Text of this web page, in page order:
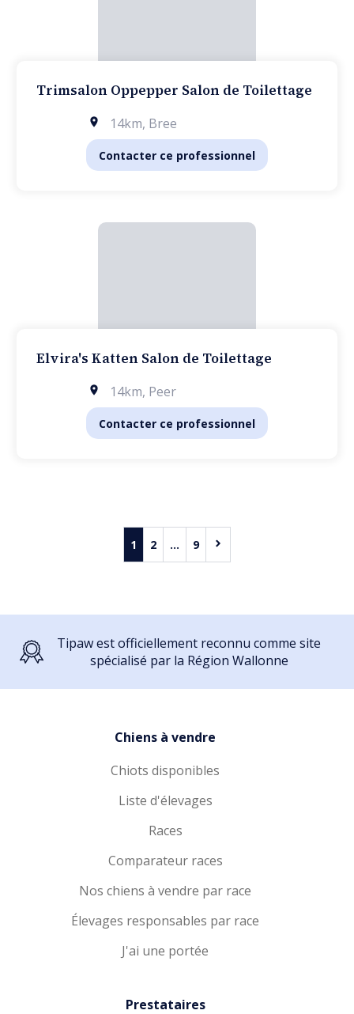
Trimsalon Oppepper Salon de Toilettage
14km, Bree
Contacter ce professionnel
Elvira's Katten Salon de Toilettage
14km, Peer
Contacter ce professionnel
1 2 ... 9
Tipaw est officiellement reconnu comme site
spécialisé par la Région Wallonne
Chiens à vendre
Chiots disponibles
Liste d'élevages
Races
Comparateur races
Nos chiens à vendre par race
Élevages responsables par race
J'ai une portée
Prestataires